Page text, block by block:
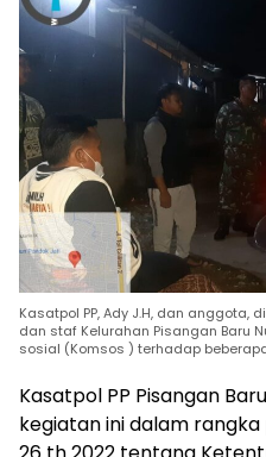
Kasatpol PP, Ady J.H, dan anggota,
dan staf Kelurahan Pisangan Baru
sosial (Komsos ) terhadap
Kasatpol PP Pisangan
kegiatan ini dalam